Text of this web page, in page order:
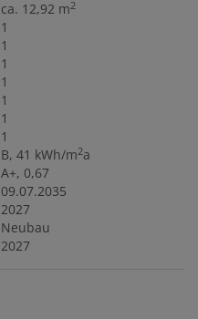
ca. 12,92 m2
1
1
1
1
1
1
1
B, 41 kWh/m2a
A+, 0,67
09.07.2035
2027
Neubau
2027